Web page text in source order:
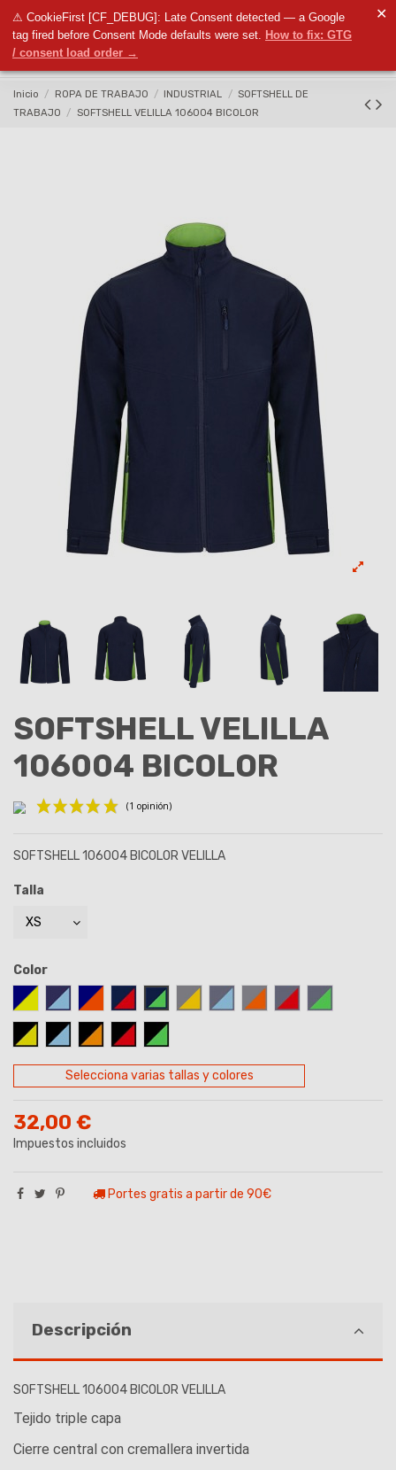
⚠ CookieFirst [CF_DEBUG]: Late Consent detected — a Google
tag fired before Consent Mode defaults were set. How to fix: GTG
/ consent load order →
✕
Inicio ROPA DE TRABAJO INDUSTRIAL
SOFTSHELL DE
TRABAJO
SOFTSHELL VELILLA 106004 BICOLOR
SOFTSHELL VELILLA
106004 BICOLOR
SOFTSHELL 106004 BICOLOR VELILLA
Talla
Color
AZUL MARINO/AMARILLO
AZUL MARINO-CELESTE
AZUL MARINO/NARANJA
AZUL MARINO-ROJO
AZUL MARINO-VERDE
GRIS-AMARILLO
GRIS-CELESTE
GRIS-NARANJA
GRIS/ROJOGRIS-VERDE
NEGRO-AMARILLO
NEGRO/CELESTE
NEGRO/NARANJA
NEGRO/ROJO
NEGRO/VERDE
Selecciona varias tallas y colores
32,00 €
Impuestos incluidos
Portes gratis a partir de 90€
Descripción
SOFTSHELL 106004 BICOLOR VELILLA
Tejido triple capa
Cierre central con cremallera invertida